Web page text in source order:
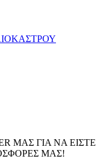
ΜΑΣ ΓΙΑ ΝΑ ΕΙΣΤΕ
ΜΑΣ!